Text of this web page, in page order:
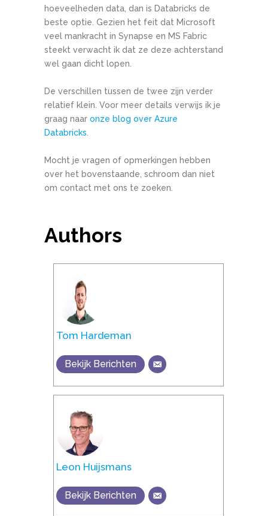
hoeveelheden data, dan is Databricks de
beste optie. Gezien het feit dat Microsoft
veel mankracht in Synapse en MS Fabric
steekt verwacht ik dat ze deze achterstand
wel gaan dicht lopen.
De verschillen tussen de twee zijn verder
relatief klein. Voor meer details verwijs ik je
graag naar onze blog over Azure
Databricks
Mocht je vragen of opmerkingen hebben
over het bovenstaande, schroom dan niet
om contact met ons te zoeken.
Authors
Tom Hardeman
Bekijk Berichten
Leon Huijsmans
Bekijk Berichten